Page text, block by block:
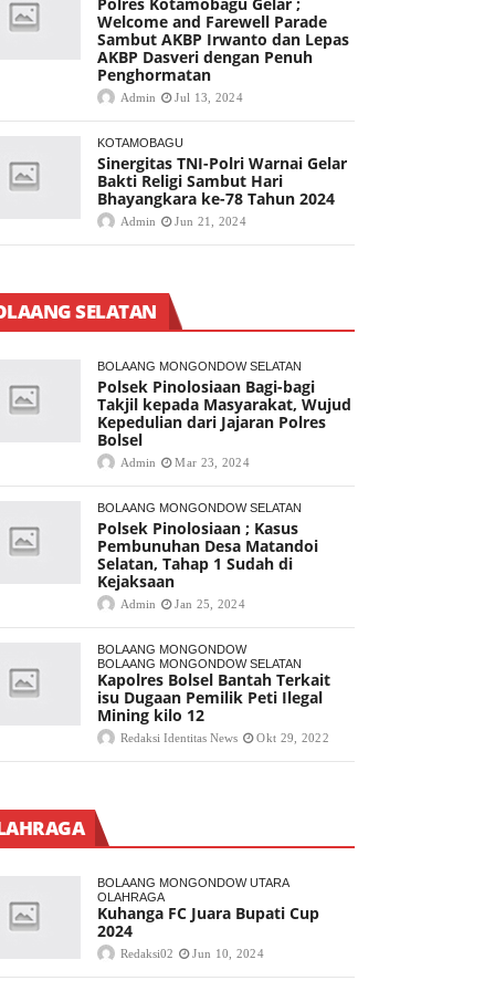
Welcome and Farewell Parade
Sambut AKBP Irwanto dan Lepas
AKBP Dasveri dengan Penuh
Penghormatan
Admin Jul 13, 2024
KOTAMOBAGU
Sinergitas TNI-Polri Warnai Gelar
Bakti Religi Sambut Hari
Bhayangkara ke-78 Tahun 2024
Admin Jun 21, 2024
SELATAN
BOLAANG MONGONDOW SELATAN
Polsek Pinolosiaan Bagi-bagi
Takjil kepada Masyarakat, Wujud
Kepedulian dari Jajaran Polres
Bolsel
Admin Mar 23, 2024
BOLAANG MONGONDOW SELATAN
Polsek Pinolosiaan ; Kasus
Pembunuhan Desa Matandoi
Selatan, Tahap 1 Sudah di
Kejaksaan
Admin Jan 25, 2024
BOLAANG MONGONDOW
BOLAANG MONGONDOW SELATAN
Kapolres Bolsel Bantah Terkait
isu Dugaan Pemilik Peti Ilegal
Mining kilo 12
Redaksi Identitas News Okt 29, 2022
BOLAANG MONGONDOW UTARA
OLAHRAGA
Kuhanga FC Juara Bupati Cup
2024
Redaksi02 Jun 10, 2024